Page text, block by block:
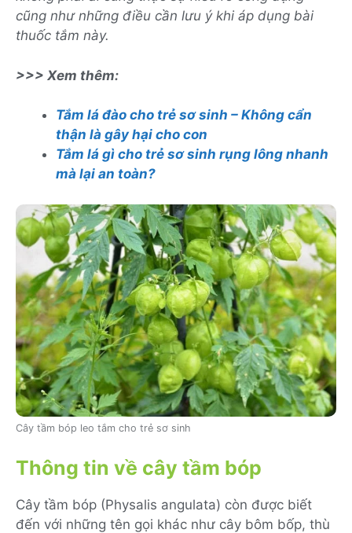
cũng như những điều cần lưu ý khi áp dụng bài
thuốc tắm này.
>>> Xem thêm:
Tắm lá đào cho trẻ sơ sinh – Không cẩn
thận là gây hại cho con
Tắm lá gì cho trẻ sơ sinh rụng lông nhanh
mà lại an toàn?
Cây tầm bóp leo tắm cho trẻ sơ sinh
Thông tin về cây tầm bóp
Cây tầm bóp (Physalis angulata) còn được biết
đến với những tên gọi khác như cây bôm bốp, thù